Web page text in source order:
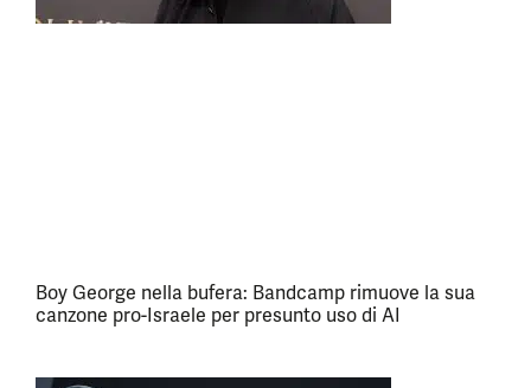
Boy George nella bufera: Bandcamp rimuove la sua
canzone pro-Israele per presunto uso di AI